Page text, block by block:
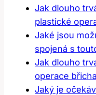
Jak dlouho
plastické
Jaké jsou
spojená s
Jak dlouho
operace
Jaký je